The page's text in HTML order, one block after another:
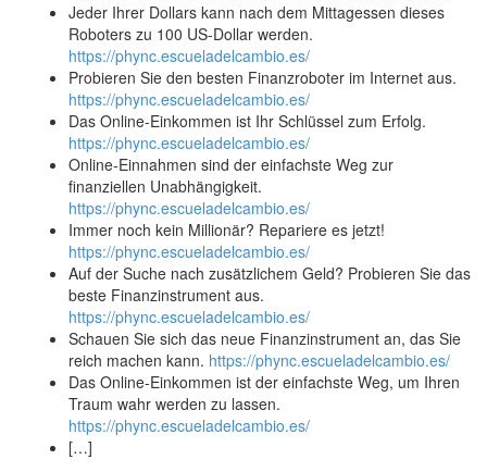
Jeder Ihrer Dollars kann nach dem Mittagessen dieses
Roboters zu 100 US-Dollar werden.
https://phync.escueladelcambio.es/
Probieren Sie den besten Finanzroboter im Internet aus.
https://phync.escueladelcambio.es/
Das Online-Einkommen ist Ihr Schlüssel zum Erfolg.
https://phync.escueladelcambio.es/
Online-Einnahmen sind der einfachste Weg zur
finanziellen Unabhängigkeit.
https://phync.escueladelcambio.es/
Immer noch kein Millionär? Repariere es jetzt!
https://phync.escueladelcambio.es/
Auf der Suche nach zusätzlichem Geld? Probieren Sie das
beste Finanzinstrument aus.
https://phync.escueladelcambio.es/
Schauen Sie sich das neue Finanzinstrument an, das Sie
reich machen kann. https://phync.escueladelcambio.es/
Das Online-Einkommen ist der einfachste Weg, um Ihren
Traum wahr werden zu lassen.
https://phync.escueladelcambio.es/
[…]